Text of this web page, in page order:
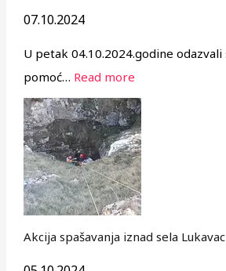
07.10.2024
U petak 04.10.2024.godine odazvali
pomoć… Read more
Akcija spašavanja iznad sela